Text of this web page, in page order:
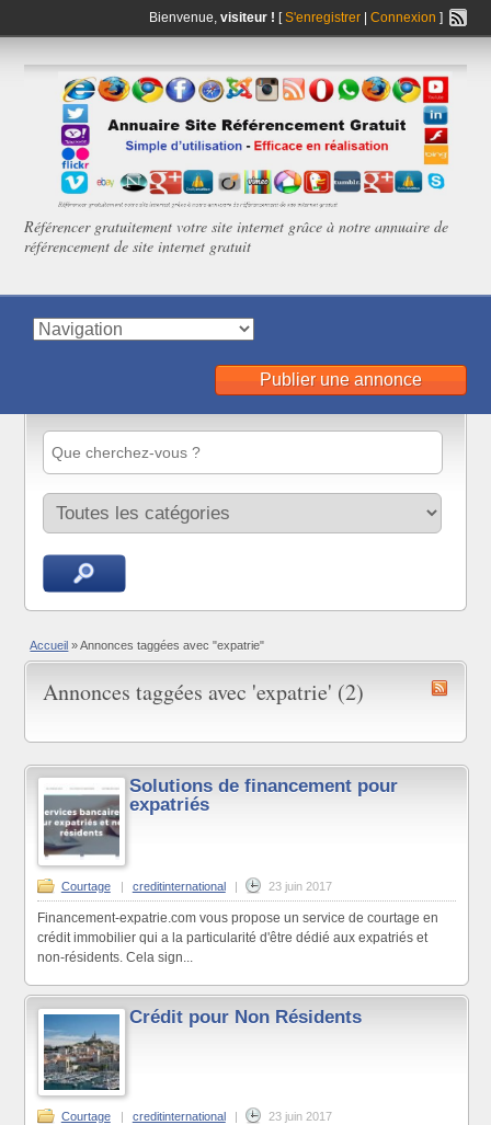
Bienvenue, visiteur ! [S'enregistrer| Connexion ]
Référencer gratuitement votre site internet grâce à notre annuaire de
référencement de site internet gratuit
Publier une annonce
Accueil » Annonces taggées avec "expatrie"
Annonces taggées avec 'expatrie' (2)
Solutions de financement pour
expatriés
Courtage | creditinternational | 23 juin 2017
Financement-expatrie.com vous propose un service de courtage en
crédit immobilier qui a la particularité d'être dédié aux expatriés et
non-résidents. Cela sign...
Crédit pour Non Résidents
Courtage creditinternational 23 juin 2017